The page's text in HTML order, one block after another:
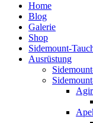
Home
Blog
Galerie
Shop
Sidemount-
Ausrüstung